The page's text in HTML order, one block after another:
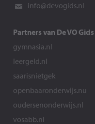
info@devogids.nl
Partners van De VO Gids
gymnasia.nl
leergeld.nl
saarisnietgek
openbaaronderwijs.nu
oudersenonderwijs.nl
vosabb.nl